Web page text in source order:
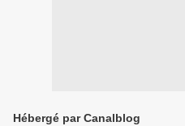
Hébergé par Canalblog